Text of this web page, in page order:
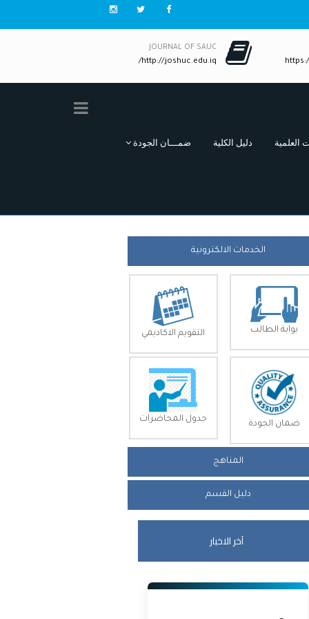
JOURNAL OF SAUC
http://joshuc.edu.iq/
العلمية دليل الكلية ضمـــان الجودة
الخدمات الالكترونية
بوابة الطالب التقويم الاكاديمي
ضمان الجودة جدول المحاضرات
المناهج
دليل القسم
آخر الاخبار